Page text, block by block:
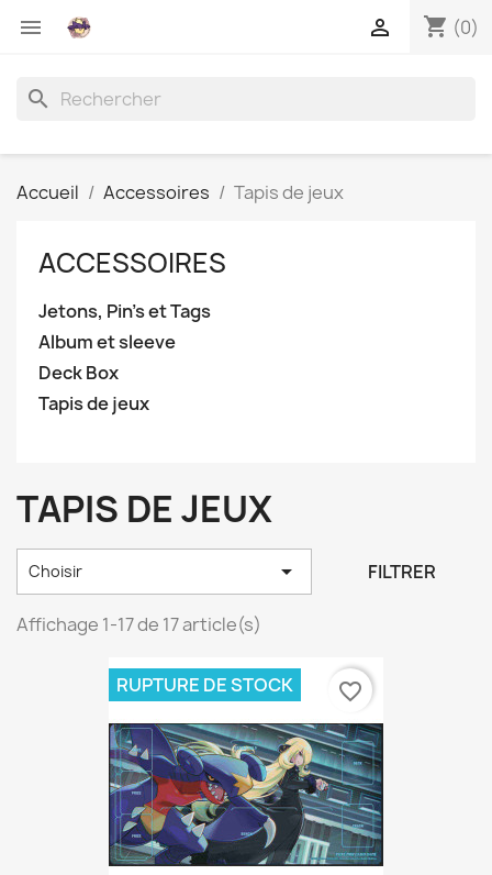
 shopping_cart (0)

search
Accueil Accessoires Tapis de jeux
ACCESSOIRES
Jetons, Pin's et Tags
Album et sleeve
Deck Box
Tapis de jeux
TAPIS DE JEUX
Choisir  FILTRER
Affichage 1-17 de 17 article(s)
RUPTURE DE STOCK favorite_border